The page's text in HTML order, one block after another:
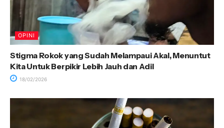
OPINI
Stigma Rokok yang Sudah Melampaui Akal, Menuntut
Kita Untuk Berpikir Lebih Jauh dan Adil
18/02/2026